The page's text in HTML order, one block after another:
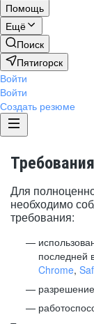
Помощь
Ещё
Поиск
Пятигорск
Войти
Войти
Создать резюме
Для
необходимо
требования:
последней
Chrome,